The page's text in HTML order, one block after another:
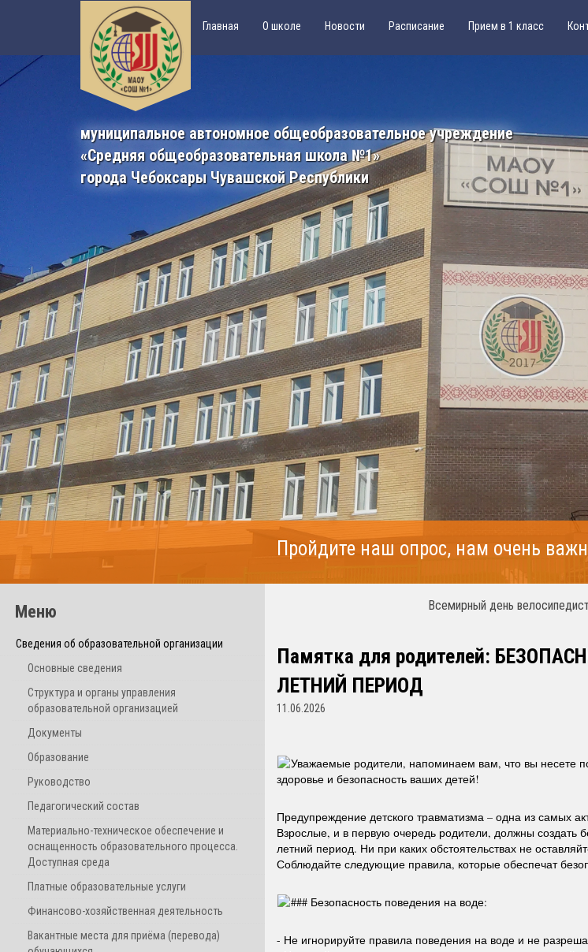
Главная О школе Новости Расписание Прием в 1 класс
муниципальное автономное общеобразовательное учреждение
«Средняя общеобразовательная школа №1»
города Чебоксары Чувашской Республики
Пройдите наш опрос, нам очень
Меню
Сведения об образовательной организации
Основные сведения
Структура и органы управления
образовательной организацией
Документы
Образование
Руководство
Педагогический состав
Материально-техническое обеспечение и
оснащенность образовательного процесса.
Доступная среда
Платные образовательные услуги
Финансово-хозяйственная деятельность
Вакантные места для приёма (перевода)
Всемирный день
Памятка для родителей:
ЛЕТНИЙ ПЕРИОД
11.06.2026
Уважаемые родители, напоминаем вам, что вы несете
здоровье и безопасность ваших детей!
Предупреждение детского травматизма – одна из самых
Взрослые, и в первую очередь родители, должны создать
летний период. Ни при каких обстоятельствах не
Соблюдайте следующие правила, которые обеспечат
### Безопасность поведения на воде:
- Не игнорируйте правила поведения на воде и не